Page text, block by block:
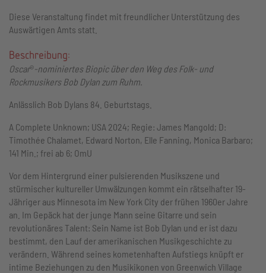
Diese Veranstaltung findet mit freundlicher Unterstützung des
Auswärtigen Amts statt.
Beschreibung:
Oscar®-nominiertes Biopic über den Weg des Folk- und
Rockmusikers Bob Dylan zum Ruhm.
Anlässlich Bob Dylans 84. Geburtstags.
A Complete Unknown; USA 2024; Regie: James Mangold; D:
Timothée Chalamet, Edward Norton, Elle Fanning, Monica Barbaro;
141 Min.; frei ab 6; OmU
Vor dem Hintergrund einer pulsierenden Musikszene und
stürmischer kultureller Umwälzungen kommt ein rätselhafter 19-
Jähriger aus Minnesota im New York City der frühen 1960er Jahre
an. Im Gepäck hat der junge Mann seine Gitarre und sein
revolutionäres Talent: Sein Name ist Bob Dylan und er ist dazu
bestimmt, den Lauf der amerikanischen Musikgeschichte zu
verändern. Während seines kometenhaften Aufstiegs knüpft er
intime Beziehungen zu den Musikikonen von Greenwich Village